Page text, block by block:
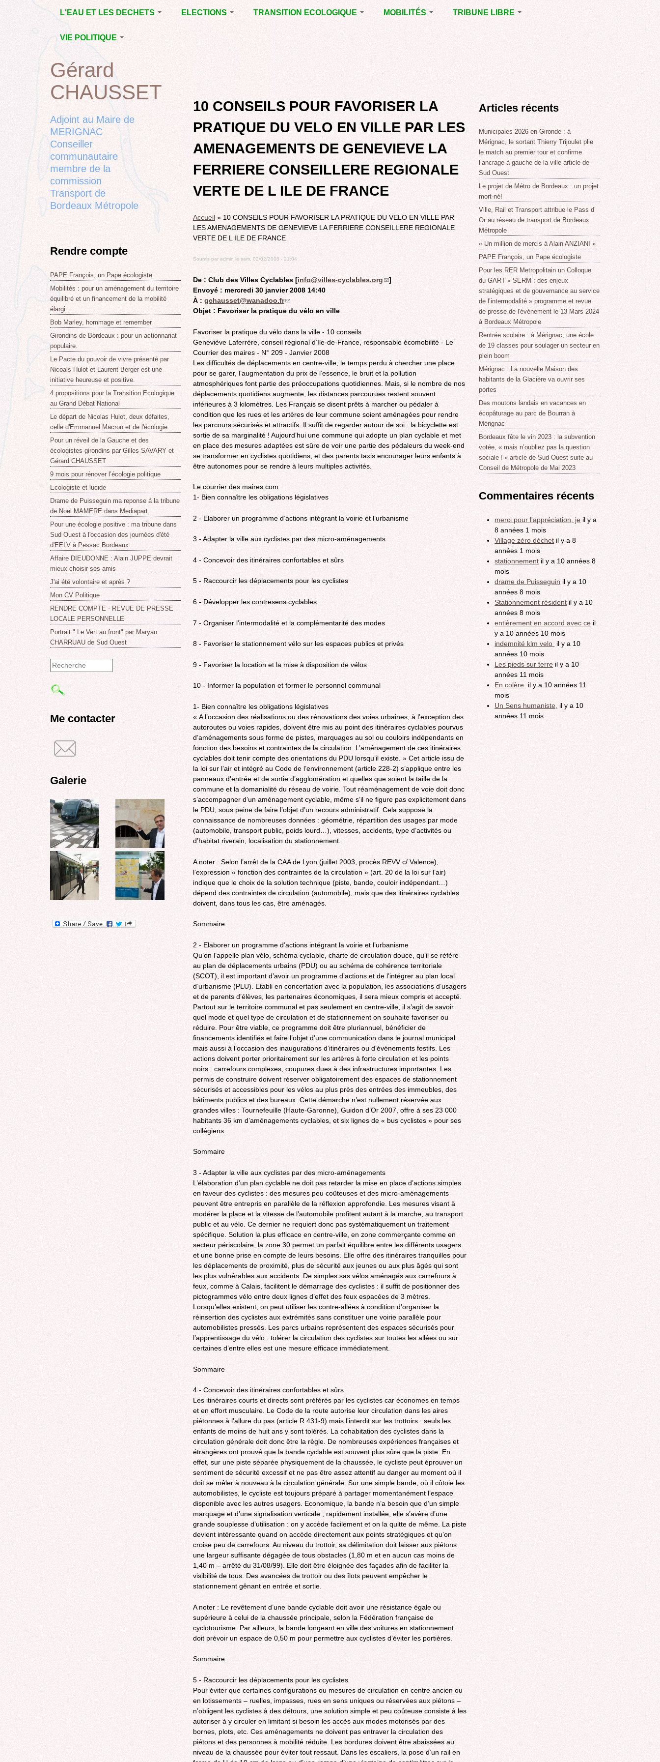
L'EAU ET LES DECHETS
ECONOMIE D’EAU,
SAGE, SÉCHERESSE
LA GESTION DES
DECHETS
CONTRAT DE L'EAU,
POLLUTIONS
ELECTIONS
DÉPARTEMENTALES
RUBRIQUE EN
CHANTIER ET A
COMPLETER
TRANSITION ECOLOGIQUE
LA LUTTE CONTRE
BIODIVERSITE,
ENVIRONNEMENT,
URBANISME
MOBILITÉS
VOIRIE DOMAINE
LE TRAMWAY REJOINT
MÉRIGNAC :
INAUGURATION,
REVUE DE PRESSE
POLITIQUE CYCLABLE,
MARCHE
GRAND
CONTOURNEMENT DE
BORDEAUX
TRAMWAY, RER
METROPOLITAIN,
COLLECTIF
ROCADE VDO
TRIBUNE LIBRE
POINT DE VUE
VIE POLITIQUE
L’ACTION POLITIQUE À
MÉRIGNAC
BORDEAUX
METROPOLE
EMPLOI, SOLIDARITES
ELECTIONS,
RUBRIQUES
DIVERSES, PETITES
PHRASES..
to
top
10 CONSEILS POUR FAVORISER LA
PRATIQUE DU VELO EN VILLE PAR LES
AMENAGEMENTS DE GENEVIEVE LA
FERRIERE CONSEILLERE REGIONALE
VERTE DE L ILE DE FRANCE
Accueil » 10 CONSEILS POUR FAVORISER LA PRATIQUE DU VELO EN VILLE PAR
LES AMENAGEMENTS DE GENEVIEVE LA FERRIERE CONSEILLERE REGIONALE
VERTE DE L ILE DE FRANCE
Soumis par admin le sam, 02/02/2008 - 21:04
De : Club des Villes Cyclables [info@villes-cyclables.org(link
]
Envoyé : mercredi 30 janvier 2008 14:40
À : gchausset@wanadoo.fr(link
sends
mail)
Objet : Favoriser la pratique du vélo en ville
Favoriser la pratique du vélo dans la ville - 10 conseils
Geneviève Laferrère, conseil régional d’Ile-de-France, responsable écomobilité - Le
Courrier des maires - N° 209 - Janvier 2008
Les difficultés de déplacements en centre-ville, le temps perdu à chercher une place
pour se garer, l’augmentation du prix de l’essence, le bruit et la pollution
atmosphériques font partie des préoccupations quotidiennes. Mais, si le nombre de nos
déplacements quotidiens augmente, les distances parcourues restent souvent
inférieures à 3 kilomètres. Les Français se disent prêts à marcher ou pédaler à
condition que les rues et les artères de leur commune soient aménagées pour rendre
les parcours sécurisés et attractifs. Il suffit de regarder autour de soi : la bicyclette est
sortie de sa marginalité ! Aujourd’hui une commune qui adopte un plan cyclable et met
en place des mesures adaptées est sûre de voir une partie des pédaleurs du week-end
se transformer en cyclistes quotidiens, et des parents taxis encourager leurs enfants à
être autonomes pour se rendre à leurs multiples activités.
Le courrier des maires.com
1- Bien connaître les obligations législatives
2 - Elaborer un programme d’actions intégrant la voirie et l’urbanisme
3 - Adapter la ville aux cyclistes par des micro-aménagements
4 - Concevoir des itinéraires confortables et sûrs
5 - Raccourcir les déplacements pour les cyclistes
6 - Développer les contresens cyclables
7 - Organiser l’intermodalité et la complémentarité des modes
8 - Favoriser le stationnement vélo sur les espaces publics et privés
9 - Favoriser la location et la mise à disposition de vélos
10 - Informer la population et former le personnel communal
1- Bien connaître les obligations législatives
« A l’occasion des réalisations ou des rénovations des voies urbaines, à l’exception des
autoroutes ou voies rapides, doivent être mis au point des itinéraires cyclables pourvus
d’aménagements sous forme de pistes, marquages au sol ou couloirs indépendants en
fonction des besoins et contraintes de la circulation. L’aménagement de ces itinéraires
cyclables doit tenir compte des orientations du PDU lorsqu’il existe. » Cet article issu de
la loi sur l’air et intégré au Code de l’environnement (article 228-2) s’applique entre les
panneaux d’entrée et de sortie d’agglomération et quelles que soient la taille de la
commune et la domanialité du réseau de voirie. Tout réaménagement de voie doit donc
s’accompagner d’un aménagement cyclable, même s’il ne figure pas explicitement dans
le PDU, sous peine de faire l’objet d’un recours administratif. Cela suppose la
connaissance de nombreuses données : géométrie, répartition des usages par mode
(automobile, transport public, poids lourd…), vitesses, accidents, type d’activités ou
d’habitat riverain, localisation du stationnement.
A noter : Selon l’arrêt de la CAA de Lyon (juillet 2003, procès REVV c/ Valence),
l’expression « fonction des contraintes de la circulation » (art. 20 de la loi sur l’air)
indique que le choix de la solution technique (piste, bande, couloir indépendant…)
dépend des contraintes de circulation (automobile), mais que des itinéraires cyclables
doivent, dans tous les cas, être aménagés.
Sommaire
2 - Elaborer un programme d’actions intégrant la voirie et l’urbanisme
Qu’on l’appelle plan vélo, schéma cyclable, charte de circulation douce, qu’il se réfère
au plan de déplacements urbains (PDU) ou au schéma de cohérence territoriale
(SCOT), il est important d’avoir un programme d’actions et de l’intégrer au plan local
d’urbanisme (PLU). Etabli en concertation avec la population, les associations d’usagers
et de parents d’élèves, les partenaires économiques, il sera mieux compris et accepté.
Partout sur le territoire communal et pas seulement en centre-ville, il s’agit de savoir
quel mode et quel type de circulation et de stationnement on souhaite favoriser ou
réduire. Pour être viable, ce programme doit être pluriannuel, bénéficier de
financements identifiés et faire l’objet d’une communication dans le journal municipal
mais aussi à l’occasion des inaugurations d’itinéraires ou d’événements festifs. Les
actions doivent porter prioritairement sur les artères à forte circulation et les points
noirs : carrefours complexes, coupures dues à des infrastructures importantes. Les
permis de construire doivent réserver obligatoirement des espaces de stationnement
sécurisés et accessibles pour les vélos au plus près des entrées des immeubles, des
bâtiments publics et des bureaux. Cette démarche n’est nullement réservée aux
grandes villes : Tournefeuille (Haute-Garonne), Guidon d’Or 2007, offre à ses 23 000
habitants 36 km d’aménagements cyclables, et six lignes de « bus cyclistes » pour ses
collégiens.
Sommaire
3 - Adapter la ville aux cyclistes par des micro-aménagements
L’élaboration d’un plan cyclable ne doit pas retarder la mise en place d’actions simples
en faveur des cyclistes : des mesures peu coûteuses et des micro-aménagements
peuvent être entrepris en parallèle de la réflexion approfondie. Les mesures visant à
modérer la place et la vitesse de l’automobile profitent autant à la marche, au transport
public et au vélo. Ce dernier ne requiert donc pas systématiquement un traitement
spécifique. Solution la plus efficace en centre-ville, en zone commerçante comme en
secteur périscolaire, la zone 30 permet un parfait équilibre entre les différents usagers
et une bonne prise en compte de leurs besoins. Elle offre des itinéraires tranquilles pour
les déplacements de proximité, plus de sécurité aux jeunes ou aux plus âgés qui sont
les plus vulnérables aux accidents. De simples sas vélos aménagés aux carrefours à
feux, comme à Calais, facilitent le démarrage des cyclistes : il suffit de positionner des
pictogrammes vélo entre deux lignes d’effet des feux espacées de 3 mètres.
Lorsqu’elles existent, on peut utiliser les contre-allées à condition d’organiser la
réinsertion des cyclistes aux extrémités sans constituer une voirie parallèle pour
automobilistes pressés. Les parcs urbains représentent des espaces sécurisés pour
l’apprentissage du vélo : tolérer la circulation des cyclistes sur toutes les allées ou sur
certaines d’entre elles est une mesure efficace immédiatement.
Sommaire
4 - Concevoir des itinéraires confortables et sûrs
Les itinéraires courts et directs sont préférés par les cyclistes car économes en temps
et en effort musculaire. Le Code de la route autorise leur circulation dans les aires
piétonnes à l’allure du pas (article R.431-9) mais l’interdit sur les trottoirs : seuls les
enfants de moins de huit ans y sont tolérés. La cohabitation des cyclistes dans la
circulation générale doit donc être la règle. De nombreuses expériences françaises et
étrangères ont prouvé que la bande cyclable est souvent plus sûre que la piste. En
effet, sur une piste séparée physiquement de la chaussée, le cycliste peut éprouver un
sentiment de sécurité excessif et ne pas être assez attentif au danger au moment où il
doit se mêler à nouveau à la circulation générale. Sur une simple bande, où il côtoie les
automobilistes, le cycliste est toujours préparé à partager momentanément l’espace
disponible avec les autres usagers. Economique, la bande n’a besoin que d’un simple
marquage et d’une signalisation verticale ; rapidement installée, elle s’avère d’une
grande souplesse d’utilisation : on y accède facilement et on la quitte de même. La piste
devient intéressante quand on accède directement aux points stratégiques et qu’on
croise peu de carrefours. Au niveau du trottoir, sa délimitation doit laisser aux piétons
une largeur suffisante dégagée de tous obstacles (1,80 m et en aucun cas moins de
1,40 m – arrêté du 31/08/99). Elle doit être éloignée des façades afin de faciliter la
visibilité de tous. Des avancées de trottoir ou des îlots peuvent empêcher le
stationnement gênant en entrée et sortie.
A noter : Le revêtement d’une bande cyclable doit avoir une résistance égale ou
supérieure à celui de la chaussée principale, selon la Fédération française de
cyclotourisme. Par ailleurs, la bande longeant en ville des voitures en stationnement
doit prévoir un espace de 0,50 m pour permettre aux cyclistes d’éviter les portières.
Sommaire
5 - Raccourcir les déplacements pour les cyclistes
Pour éviter que certaines configurations ou mesures de circulation en centre ancien ou
en lotissements – ruelles, impasses, rues en sens uniques ou réservées aux piétons –
n’obligent les cyclistes à des détours, une solution simple et peu coûteuse consiste à les
autoriser à y circuler en limitant si besoin les accès aux modes motorisés par des
bornes, plots, etc. Ces aménagements ne doivent pas entraver la circulation des
piétons et des personnes à mobilité réduite. Les bordures doivent être abaissées au
niveau de la chaussée pour éviter tout ressaut. Dans les escaliers, la pose d’un rail en
Back
to
top
Gérard
CHAUSSET
Adjoint au Maire de
MERIGNAC
Conseiller
communautaire
membre de la
commission
Transport de
Bordeaux Métropole
Rendre compte
PAPE François, un Pape écologiste
Mobilités : pour un aménagement du territoire
équilibré et un financement de la mobilité
élargi.
Bob Marley, hommage et remember
Girondins de Bordeaux : pour un actionnariat
populaire.
Le Pacte du pouvoir de vivre présenté par
Nicoals Hulot et Laurent Berger est une
initiative heureuse et positive.
4 propositions pour la Transition Ecologique
au Grand Débat National
Le départ de Nicolas Hulot, deux défaites,
celle d'Emmanuel Macron et de l'écologie.
Pour un réveil de la Gauche et des
écologistes girondins par Gilles SAVARY et
Gérard CHAUSSET
9 mois pour rénover l’écologie politique
Ecologiste et lucide
Drame de Puisseguin ma reponse á la tribune
de Noel MAMERE dans Mediapart
Pour une écologie positive : ma tribune dans
Sud Ouest à l'occasion des journées d'été
d'EELV à Pessac Bordeaux
Affaire DIEUDONNE : Alain JUPPE devrait
mieux choisir ses amis
J'ai été volontaire et après ?
Mon CV Politique
RENDRE COMPTE - REVUE DE PRESSE
LOCALE PERSONNELLE
Portrait " Le Vert au front" par Maryan
CHARRUAU de Sud Ouest
Formulaire
de
Me contacter
Galerie
Articles récents
Municipales 2026 en Gironde : à
Mérignac, le sortant Thierry Trijoulet plie
le match au premier tour et confirme
l’ancrage à gauche de la ville article de
Sud Ouest
Le projet de Métro de Bordeaux : un projet
mort-né!
Ville, Rail et Transport attribue le Pass d’
Or au réseau de transport de Bordeaux
Métropole
« Un million de mercis à Alain ANZIANI »
PAPE François, un Pape écologiste
Pour les RER Metropolitain un Colloque
du GART « SERM : des enjeux
stratégiques et de gouvernance au service
de l’intermodalité » programme et revue
de presse de l'événement le 13 Mars 2024
à Bordeaux Métropole
Rentrée scolaire : à Mérignac, une école
de 19 classes pour soulager un secteur en
plein boom
Mérignac : La nouvelle Maison des
habitants de la Glacière va ouvrir ses
portes
Des moutons landais en vacances en
écopâturage au parc de Bourran à
Mérignac
Bordeaux fête le vin 2023 : la subvention
votée, « mais n’oubliez pas la question
sociale ! » article de Sud Ouest suite au
Conseil de Métropole de Mai 2023
Commentaires récents
merci pour l'appréciation, je il y a
8 années 1 mois
Village zéro déchet il y a 8
années 1 mois
stationnement il y a 10 années 8
mois
drame de Puisseguin il y a 10
années 8 mois
Stationnement résident il y a 10
années 8 mois
entièrement en accord avec ce il
y a 10 années 10 mois
indemnité klm velo il y a 10
années 10 mois
Les pieds sur terre il y a 10
années 11 mois
En colère il y a 10 années 11
mois
Un Sens humaniste, il y a 10
années 11 mois